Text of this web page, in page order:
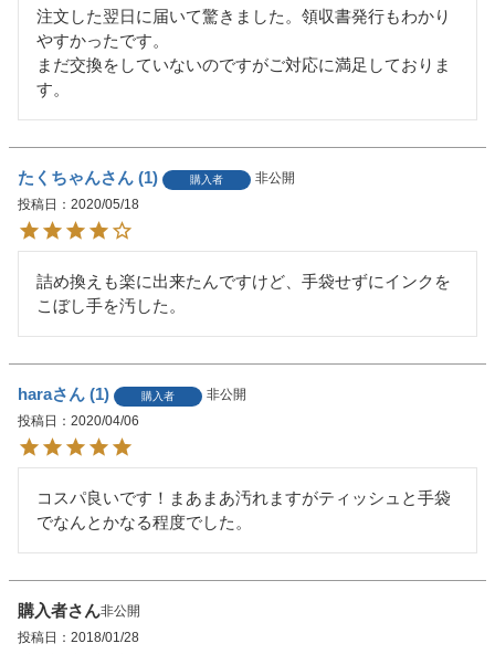
注文した翌日に届いて驚きました。領収書発行もわかり
やすかったです。
まだ交換をしていないのですがご対応に満足しておりま
す。
たくちゃん 1 購入者
非公開
投稿日
2020/05/18
詰め換えも楽に出来たんですけど、手袋せずにインクを
hara 1 購入者
非公開
投稿日
2020/04/06
コスパ良いです！まあまあ汚れますがティッシュと手袋
でなんとかなる程度でした。
購入者
非公開
投稿日
2018/01/28